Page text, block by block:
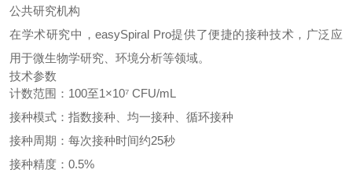
公共研究机构
在学术研究中，easySpiral Pro提供了便捷的接种技术，广泛应
用于微生物学研究、环境分析等领域。
技术参数
计数范围：100至1×10⁷ CFU/mL
接种模式：指数接种、均一接种、循环接种
接种周期：每次接种时间约25秒
接种精度：0.5%